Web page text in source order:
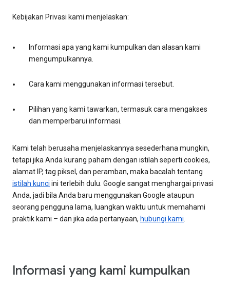
Kebijakan Privasi kami menjelaskan:
Informasi apa yang kami kumpulkan dan alasan kami
mengumpulkannya.
Cara kami menggunakan informasi tersebut.
Pilihan yang kami tawarkan, termasuk cara mengakses
dan memperbarui informasi.
Kami telah berusaha menjelaskannya sesederhana mungkin,
tetapi jika Anda kurang paham dengan istilah seperti cookies,
alamat IP, tag piksel, dan peramban, maka bacalah tentang
istilah kunci ini terlebih dulu. Google sangat menghargai privasi
Anda, jadi bila Anda baru menggunakan Google ataupun
seorang pengguna lama, luangkan waktu untuk memahami
praktik kami – dan jika ada pertanyaan, hubungi kami.
Informasi yang kami kumpulkan